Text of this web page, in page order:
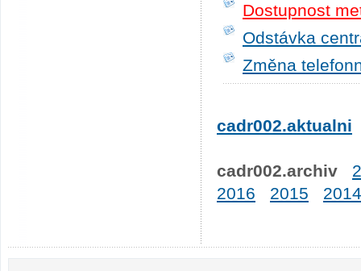
Dostupnost
Odstávka
Změna
cadr002.aktualni
cadr002.archiv
2016
2015 2014